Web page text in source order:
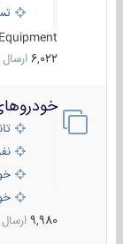
Equipment
6,022 ارسال ها
9,980 ارسال ها